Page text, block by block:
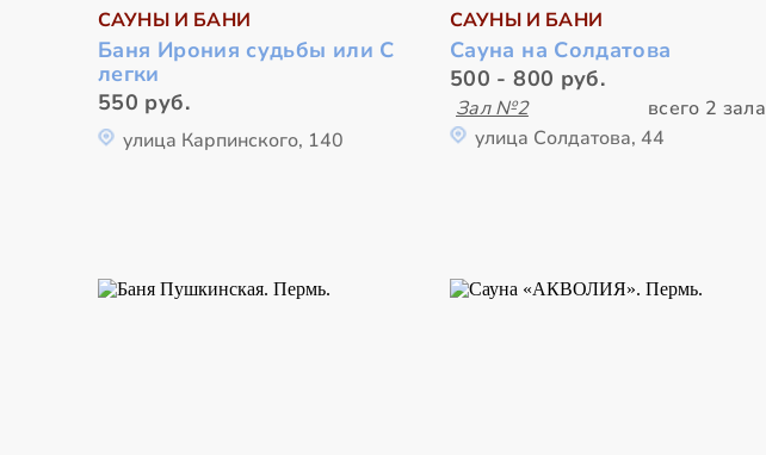
САУНЫ И БАНИ
Баня Ирония судьбы или С
легки
550 руб.
улица Карпинского, 140
САУНЫ И БАНИ
Сауна на Солдатова
500 - 800 руб.
Зал №2
всего 2 зала
улица Солдатова, 44